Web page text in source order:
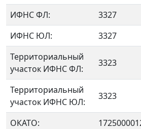
ИФНС ФЛ:
3327
ИФНС ЮЛ:
3327
Территориальный
участок ИФНС ФЛ:
3323
Территориальный
участок ИФНС ЮЛ:
3323
ОКАТО: